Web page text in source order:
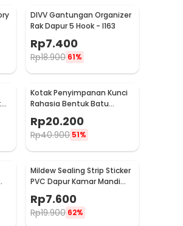
DIVV Gantungan Organizer
Rak Dapur 5 Hook - I163
Rp7.400
Rp18.900 61%
Kotak Penyimpanan Kunci
Rahasia Bentuk Batu
Rp20.200
Rp40.900 51%
Mildew Sealing Strip Sticker
PVC Dapur Kamar Mandi
3.7cmx3.2M
Rp7.600
Rp19.900 62%